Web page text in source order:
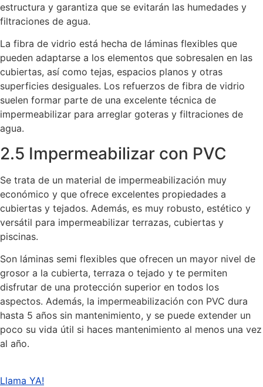
estructura y garantiza que se evitarán las humedades y
filtraciones de agua.
La fibra de vidrio está hecha de láminas flexibles que
pueden adaptarse a los elementos que sobresalen en las
cubiertas, así como tejas, espacios planos y otras
superficies desiguales. Los refuerzos de fibra de vidrio
suelen formar parte de una excelente técnica de
impermeabilizar para arreglar goteras y filtraciones de
agua.
2.5 Impermeabilizar con PVC
Se trata de un material de impermeabilización muy
económico y que ofrece excelentes propiedades a
cubiertas y tejados. Además, es muy robusto, estético y
versátil para impermeabilizar terrazas, cubiertas y
piscinas.
Son láminas semi flexibles que ofrecen un mayor nivel de
grosor a la cubierta, terraza o tejado y te permiten
disfrutar de una protección superior en todos los
aspectos. Además, la impermeabilización con PVC dura
hasta 5 años sin mantenimiento, y se puede extender un
poco su vida útil si haces mantenimiento al menos una vez
al año.
Llama YA!